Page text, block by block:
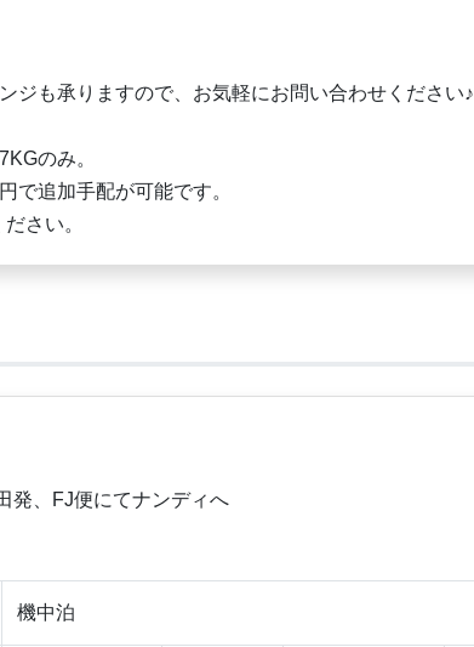
ジも承りますので、お気軽にお問い合わせください♪
のみ。
で追加手配が可能です。
さい。
発、FJ便にてナンディへ
機中泊